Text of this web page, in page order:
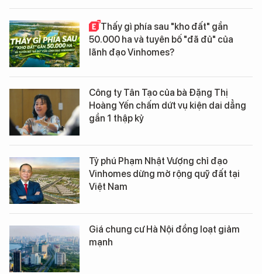
Thấy gì phía sau "kho đất" gần
50.000 ha và tuyên bố "đã đủ" của
lãnh đạo Vinhomes?
Công ty Tân Tạo của bà Đặng Thị
Hoàng Yến chấm dứt vụ kiện dai dẳng
gần 1 thập kỷ
Tỷ phú Phạm Nhật Vượng chỉ đạo
Vinhomes dừng mở rộng quỹ đất tại
Việt Nam
Giá chung cư Hà Nội đồng loạt giảm
mạnh